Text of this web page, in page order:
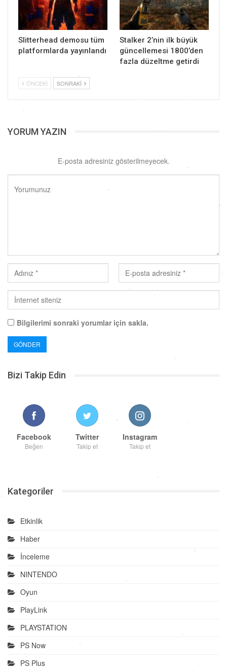
Slitterhead demosu tüm
platformlarda yayınlandı
Stalker 2’nin ilk büyük
güncellemesi 1800’den
fazla düzeltme getirdi
ÖNCEKI SONRAKI
YORUM YAZIN
E-posta adresiniz gösterilmeyecek.
Bilgilerimi sonraki yorumlar için sakla.
Bizi Takip Edin
Facebook
Beğen
Twitter
Takip et
Instagram
Takip et
Kategoriler
Etkinlik
Haber
İnceleme
NINTENDO
Oyun
PlayLink
PLAYSTATION
PS Now
PS Plus